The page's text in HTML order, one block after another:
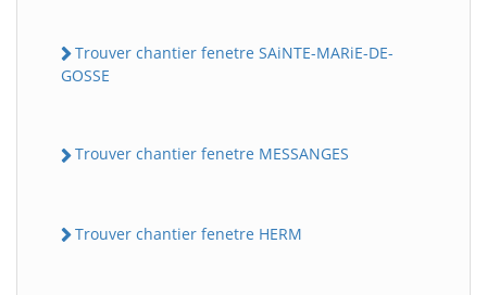
Trouver chantier fenetre SAiNTE-MARiE-DE-
GOSSE
Trouver chantier fenetre MESSANGES
Trouver chantier fenetre HERM